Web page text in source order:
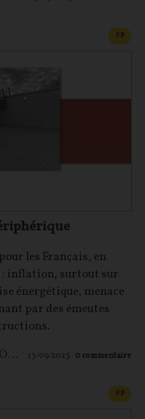
FP
les Français, en
inflation, surtout sur
énergétique, menace
par des émeutes
Georges RENARD-KUZMANOVIC
13/09/2023 0 commentaire
FP